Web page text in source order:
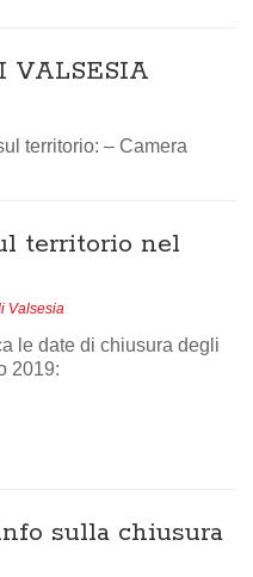
VALSESIA
territorio: – Camera
territorio nel
Valsesia
le date di chiusura degli
2019:
sulla chiusura